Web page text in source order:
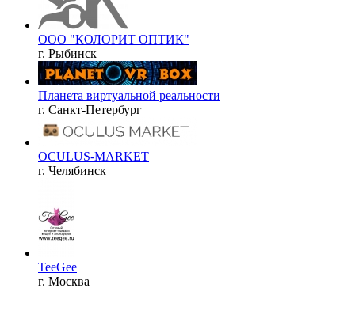
OOO "КОЛОРИТ ОПТИК"
г. Рыбинск
Планета виртуальной реальности
г. Санкт-Петербург
OCULUS-MARKET
г. Челябинск
TeeGee
г. Москва